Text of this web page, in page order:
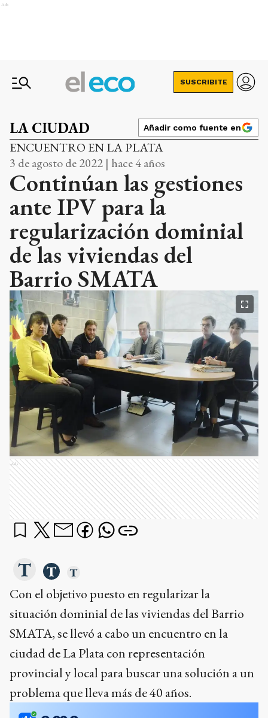
Ads
SUSCRIBITE
LA CIUDAD Añadir como fuente en
ENCUENTRO EN LA PLATA
3 de agosto de 2022 | hace 4 años
Continúan las gestiones
ante IPV para la
regularización dominial
de las viviendas del
Barrio SMATA
Ads
Con el objetivo puesto en regularizar la
situación dominial de las viviendas del Barrio
SMATA, se llevó a cabo un encuentro en la
ciudad de La Plata con representación
provincial y local para buscar una solución a un
problema que lleva más de 40 años.